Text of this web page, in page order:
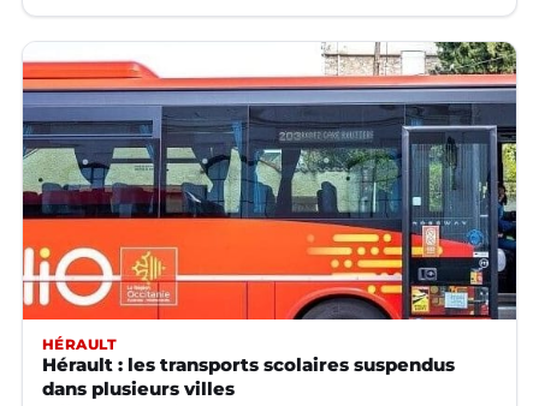
HÉRAULT
Hérault : les transports scolaires suspendus
dans plusieurs villes